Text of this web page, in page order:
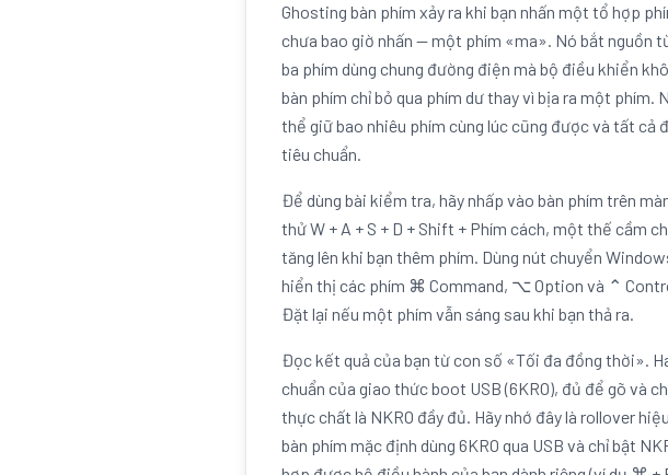
Ghosting bàn phím xảy ra khi bạn nhấn một tổ hợp
chưa bao giờ nhấn — một phím «ma». Nó bắt nguồn
ba phím dùng chung đường điện mà bộ điều khiển
bàn phím chỉ bỏ qua phím dư thay vì bịa ra một
thể giữ bao nhiêu phím cùng lúc cũng được và tất cả
tiêu chuẩn.
Để dùng bài kiểm tra, hãy nhấp vào bàn phím trên
thử W + A + S + D + Shift + Phím cách, một thế cầm
tăng lên khi bạn thêm phím. Dùng nút chuyển
hiển thị các phím ⌘ Command, ⌥ Option và ⌃
Đặt lại nếu một phím vẫn sáng sau khi bạn thả ra.
Đọc kết quả của bạn từ con số «Tối đa đồng thời».
chuẩn của giao thức boot USB (6KRO), đủ để gõ và
thực chất là NKRO đầy đủ. Hãy nhớ đây là rollover
bàn phím mặc định dùng 6KRO qua USB và chỉ bật